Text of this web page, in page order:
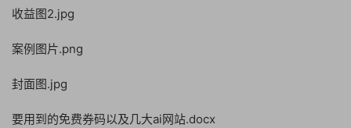
收益图2.jpg
案例图片.png
封面图.jpg
要用到的免费券码以及几大ai网站.docx